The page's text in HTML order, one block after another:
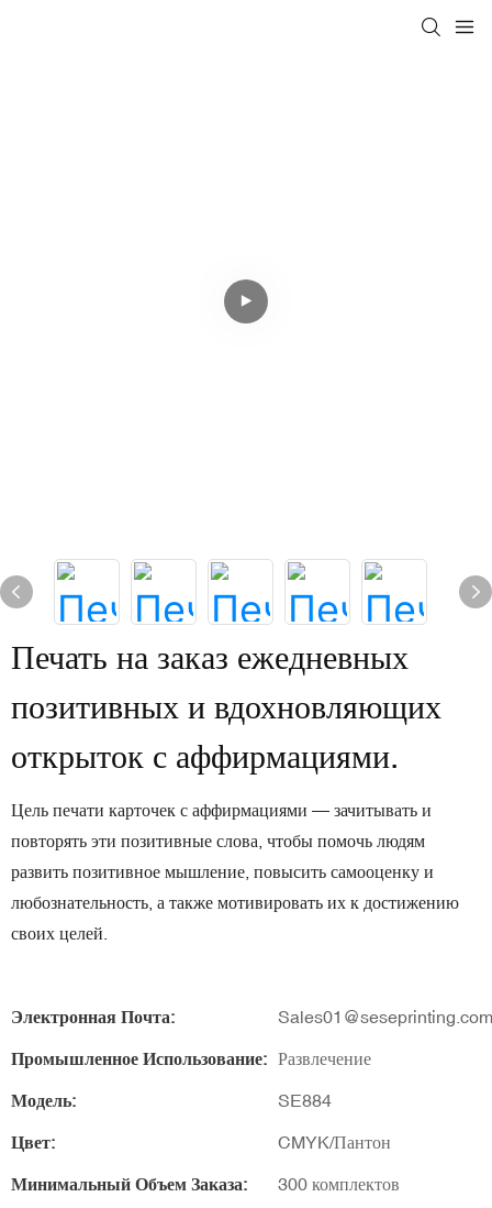
Печать на заказ ежедневных
позитивных и вдохновляющих
открыток с аффирмациями.
Цель печати карточек с аффирмациями — зачитывать и
повторять эти позитивные слова, чтобы помочь людям
развить позитивное мышление, повысить самооценку и
любознательность, а также мотивировать их к достижению
своих целей.
Электронная Почта: Sales01@seseprinting.com
Промышленное Использование: Развлечение
Модель: SE884
Цвет: CMYK/Пантон
Минимальный Объем Заказа: 300 комплектов